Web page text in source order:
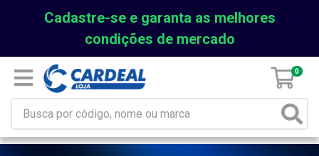
Cadastre-se e garanta as melhores
condições de mercado
0